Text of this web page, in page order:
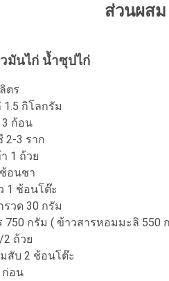
ส่วนผส
มันไก่ น้ำซุปไก่
ตร
1.5 กิโลกรัม
ก้อน
2-3 ราก
1 ถ้วย
อนชา
1 ช้อนโต๊ะ
วด 30 กรัม
750 กรัม ( ข้าวสารหอมมะลิ 550
ถ้วย
สับ 2 ช้อนโต๊ะ
ก่อน